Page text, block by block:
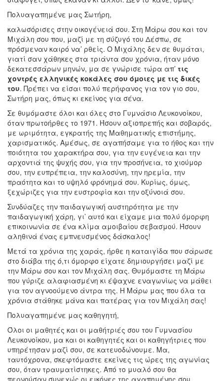
Πολυαγαπημένε μας Σωτήρη,
καλωσόρισες στην οικογένειά σου. Στη Μάρω σου και τον
Μιχάλη σου που, μαζί με τη σύζυγό του Δέσπω, σε
πρόσμεναν καιρό να’ ρθείς. Ο Μιχάλης δεν σε θυμάται,
γιατί σαν χάθηκες στα τριάντα σου χρόνια, ήταν μόνο
δεκατεσσάρων μηνών, μα σε γνώρισε τώρα απ’ τις
χοντρές ελληνικές κοκάλες σου όμοιες με τις δικές
του. Πρέπει να είσαι πολύ περήφανος για τον γιο σου,
Σωτήρη μας, όπως κι εκείνος για σένα.
Σε θυμόμαστε όλοι και όλες στο Γυμνάσιο Λευκονοίκου,
όταν πρωτοήρθες το 1971. Ήσουν αξιοπρεπής και σοβαρός,
με ωριμότητα, εγκρατής της Μαθηματικής επιστήμης,
χαρισματικός. Αμέσως, σε αγαπήσαμε για το ήθος και την
ποιότητα του χαρακτήρα σου, για την ευγένεια και την
αρχοντιά της ψυχής σου, για την προσήνεια, το χιούμορ
σου, την ευπρέπεια, την καλοσύνη, την ηρεμία, την
πραότητα και το υψηλό φρόνημά σου. Κυρίως, όμως,
ξεχώριζες για την ευστροφία και την οξύνοιά σου.
Συνδύαζες την παιδαγωγική αυστηρότητα με την
παιδαγωγική χάρη, γι’ αυτό και είχαμε μια πολύ όμορφη
επικοινωνία σε ένα κλίμα αμοιβαίου σεβασμού. Ήσουν
αληθινά ένας εμπνευσμένος δάσκαλος!
Μετά τα χρόνια της χαράς, ήρθε η καταιγίδα που σάρωσε
στο διάβα της ό,τι όμορφο είχατε δημιουργήσει μαζί με
την Μάρω σου και τον Μιχάλη σας. Θυμόμαστε τη Μάρω
που γύριζε αλαφιασμένη κι έψαχνε εναγωνίως να μάθει
για τον αγνοούμενο άντρα της. Η Μάρω μας που όλα τα
χρόνια στάθηκε μάνα και πατέρας για τον Μιχάλη σας!
Πολυαγαπημένε μας καθηγητή,
Όλοι οι μαθητές και οι μαθήτριές σου του Γυμνασίου
Λευκονοίκου, μα και οι καθηγητές και οι καθηγήτριες που
υπηρέτησαν μαζί σου, σε κατευοδώνουμε. Μα,
ταυτόχρονα, σκεφτόμαστε εκείνες τις ώρες της αγωνίας
σου, όταν τραυματίστηκες. Από το μυαλό σου θα